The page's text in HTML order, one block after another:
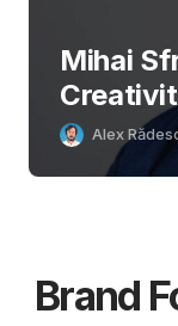
Mihai
Alex
Brand